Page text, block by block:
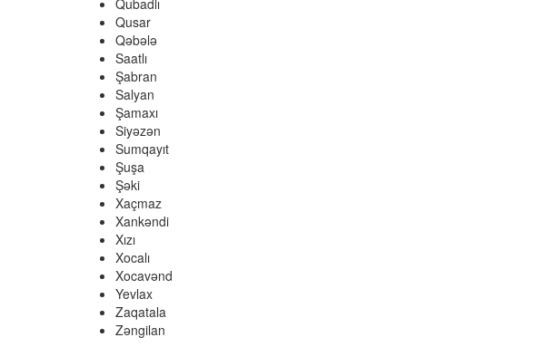
Qubadlı
Qusar
Qəbələ
Saatlı
Şabran
Salyan
Şamaxı
Siyəzən
Sumqayıt
Şuşa
Şəki
Xaçmaz
Xankəndi
Xızı
Xocalı
Xocavənd
Yevlax
Zaqatala
Zəngilan